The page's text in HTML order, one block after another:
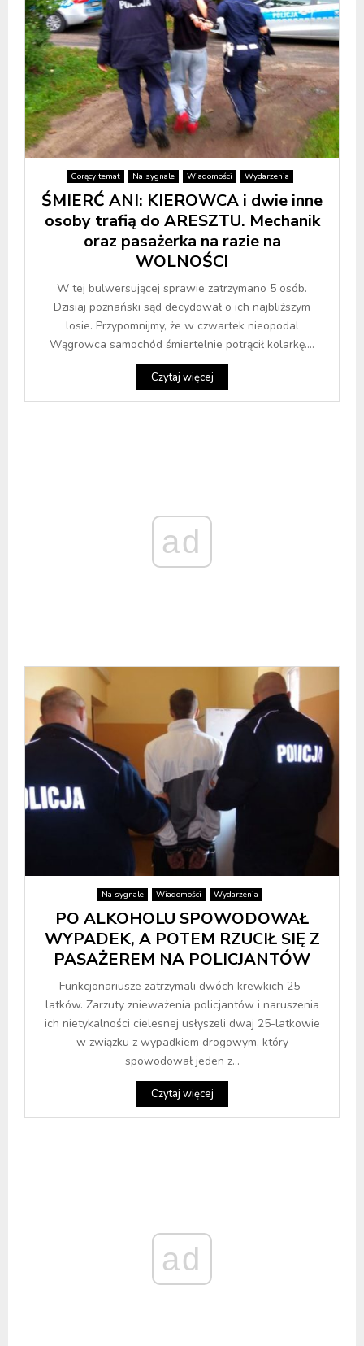
Gorący temat Na sygnale Wiadomości Wydarzenia
ŚMIERĆ ANI: KIEROWCA i dwie inne
osoby trafią do ARESZTU. Mechanik
oraz pasażerka na razie na
WOLNOŚCI
W tej bulwersującej sprawie zatrzymano 5 osób.
Dzisiaj poznański sąd decydował o ich najbliższym
losie. Przypomnijmy, że w czwartek nieopodal
Wągrowca samochód śmiertelnie potrącił kolarkę....
Czytaj więcej
ad
Na sygnale Wiadomości Wydarzenia
PO ALKOHOLU SPOWODOWAŁ
WYPADEK, A POTEM RZUCIŁ SIĘ Z
PASAŻEREM NA POLICJANTÓW
Funkcjonariusze zatrzymali dwóch krewkich 25-
latków. Zarzuty znieważenia policjantów i naruszenia
ich nietykalności cielesnej usłyszeli dwaj 25-latkowie
w związku z wypadkiem drogowym, który
spowodował jeden z...
Czytaj więcej
ad